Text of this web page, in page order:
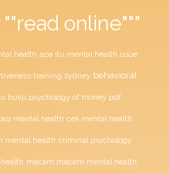
online"""
health apa itu mental health issue
training sydney behavioral
buku psychology of money pdf
mental health cek mental health
mental health criminal psychology
macam macam mental health